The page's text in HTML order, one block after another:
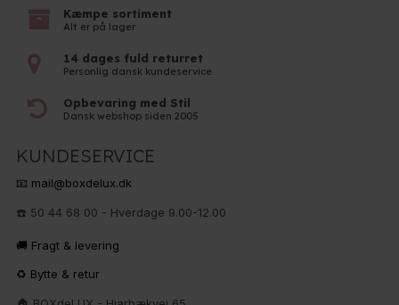
Kæmpe sortiment
Alt er på lager
14 dages fuld returret
Personlig dansk kundeservice
Opbevaring med Stil
Dansk webshop siden 2005
KUNDESERVICE
📧 mail@boxdelux.dk
☎️ 50 44 68 00 - Hverdage 9.00-12.00
🚚 Fragt & levering
♻️ Bytte & retur